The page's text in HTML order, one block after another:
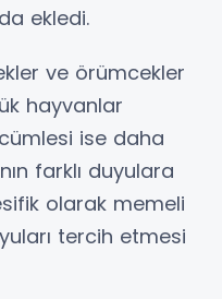
da ekledi.
ve örümcekler
hayvanlar
cümlesi ise daha
farklı duyulara
olarak memeli
tercih etmesi